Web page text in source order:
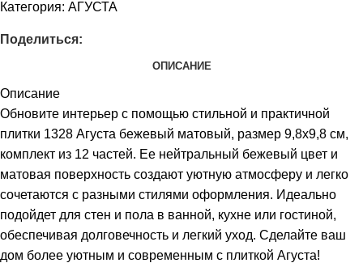
Категория: АГУСТА
Поделиться:
ОПИСАНИЕ
Описание
Обновите интерьер с помощью стильной и практичной
плитки 1328 Агуста бежевый матовый, размер 9,8х9,8 см,
комплект из 12 частей. Ее нейтральный бежевый цвет и
матовая поверхность создают уютную атмосферу и легко
сочетаются с разными стилями оформления. Идеально
подойдет для стен и пола в ванной, кухне или гостиной,
обеспечивая долговечность и легкий уход. Сделайте ваш
дом более уютным и современным с плиткой Агуста!